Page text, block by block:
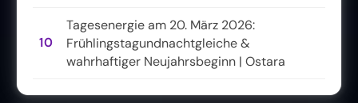
10
Tagesenergie am 20. März 2026:
Frühlingstagundnachtgleiche &
wahrhaftiger Neujahrsbeginn | Ostara